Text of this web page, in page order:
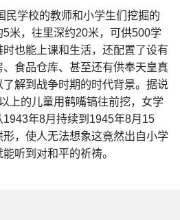
民学校的教师和小学生们挖掘的
5米，往里深约20米，可供500学
也能上课和生活，还配置了设有
食品仓库、甚至还有供奉天皇真
解到战争时期的时代背景。据说
上的儿童用鹤嘴镐往前挖，女学
年8月持续到1945年8月15
形，使人无法想象这竟然出自小学
听到对和平的祈祷。